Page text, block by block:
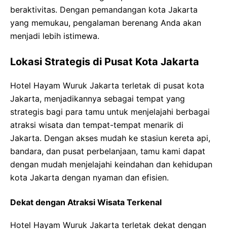
beraktivitas. Dengan pemandangan kota Jakarta
yang memukau, pengalaman berenang Anda akan
menjadi lebih istimewa.
Lokasi Strategis di Pusat Kota Jakarta
Hotel Hayam Wuruk Jakarta terletak di pusat kota
Jakarta, menjadikannya sebagai tempat yang
strategis bagi para tamu untuk menjelajahi berbagai
atraksi wisata dan tempat-tempat menarik di
Jakarta. Dengan akses mudah ke stasiun kereta api,
bandara, dan pusat perbelanjaan, tamu kami dapat
dengan mudah menjelajahi keindahan dan kehidupan
kota Jakarta dengan nyaman dan efisien.
Dekat dengan Atraksi Wisata Terkenal
Hotel Hayam Wuruk Jakarta terletak dekat dengan